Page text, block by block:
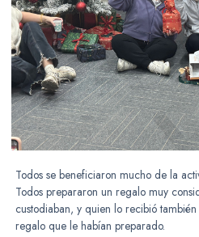
Todos se beneficiaron mucho de la
Todos prepararon un regalo muy
custodiaban, y quien lo recibió
regalo que le habían preparado.